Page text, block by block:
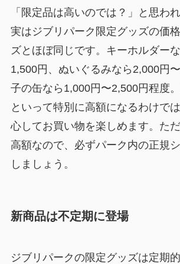
「限定品は高いのでは？」と思わ
実はジブリパーク限定グッズの価
ズとほぼ同じです。キーホルダー
1,500円、ぬいぐるみなら2,000円
子の缶なら1,000円〜2,500円程度
といって特別に高額になるわけで
心してお買い物を楽しめます。た
高額なので、必ずパーク内の正規
しましょう。
新商品は不定期に登場
ジブリパークの限定グッズは定期